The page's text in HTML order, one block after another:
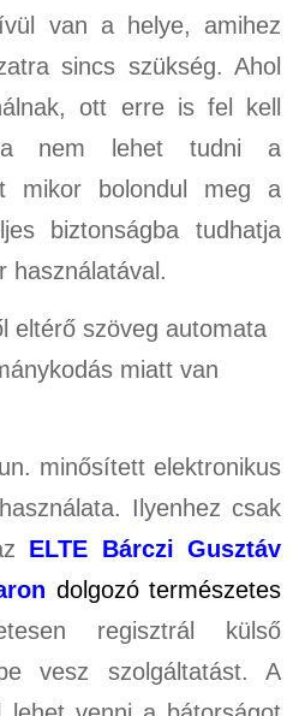
van a helye, amihez
sincs szükség. Ahol
ott erre is fel kell
nem lehet tudni a
mikor bolondul meg a
biztonságba tudhatja
használatával.
eltérő szöveg automata
miatt van
minősített elektronikus
Ilyenhez csak
ELTE Bárczi Gusztáv
dolgozó természetes
regisztrál külső
vesz szolgáltatást. A